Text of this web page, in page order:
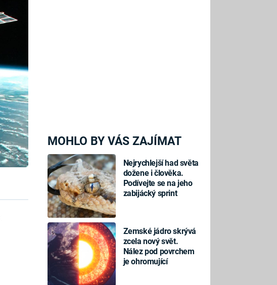
MOHLO BY VÁS ZAJÍMAT
Nejrychlejší had světa
dožene i člověka.
Podívejte se na jeho
zabijácký sprint
Zemské jádro skrývá
zcela nový svět.
Nález pod povrchem
je ohromující